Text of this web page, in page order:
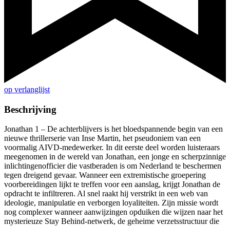
op verlanglijst
Beschrijving
Jonathan 1 – De achterblijvers is het bloedspannende begin van een
nieuwe thrillerserie van Inse Martin, het pseudoniem van een
voormalig AIVD-medewerker. In dit eerste deel worden luisteraars
meegenomen in de wereld van Jonathan, een jonge en scherpzinnige
inlichtingenofficier die vastberaden is om Nederland te beschermen
tegen dreigend gevaar. Wanneer een extremistische groepering
voorbereidingen lijkt te treffen voor een aanslag, krijgt Jonathan de
opdracht te infiltreren. Al snel raakt hij verstrikt in een web van
ideologie, manipulatie en verborgen loyaliteiten. Zijn missie wordt
nog complexer wanneer aanwijzingen opduiken die wijzen naar het
mysterieuze Stay Behind-netwerk, de geheime verzetsstructuur die